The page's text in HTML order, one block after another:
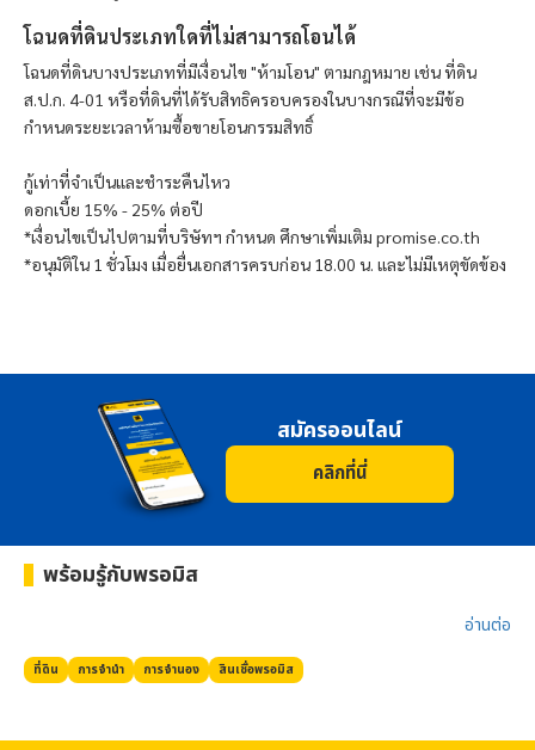
โฉนดที่ดินประเภทใดที่ไม่สามารถโอนได้
โฉนดที่ดินบางประเภทที่มีเงื่อนไข "ห้ามโอน" ตามกฎหมาย เช่น ที่ดิน
ส.ป.ก. 4-01 หรือที่ดินที่ได้รับสิทธิครอบครองในบางกรณีที่จะมีข้อ
กำหนดระยะเวลาห้ามซื้อขายโอนกรรมสิทธิ์
กู้เท่าที่จำเป็นและชำระคืนไหว
ดอกเบี้ย 15% - 25% ต่อปี
*เงื่อนไขเป็นไปตามที่บริษัทฯ กำหนด ศึกษาเพิ่มเติม promise.co.th
*อนุมัติใน 1 ชั่วโมง เมื่อยื่นเอกสารครบก่อน 18.00 น. และไม่มีเหตุขัดข้อง
สมัครออนไลน์
คลิกที่นี่
พร้อมรู้กับพรอมิส
ที่ดิน การจำนำ การจำนอง สินเชื่อพรอมิส
อ่านต่อ​